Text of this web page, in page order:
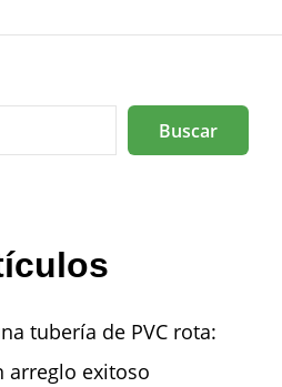
Buscar
tubería de PVC rota:
arreglo exitoso